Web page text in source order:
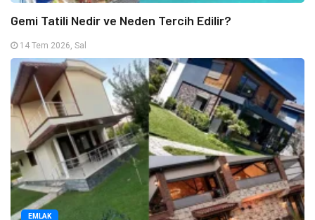
Gemi Tatili Nedir ve Neden Tercih Edilir?
14 Tem 2026, Sal
EMLAK